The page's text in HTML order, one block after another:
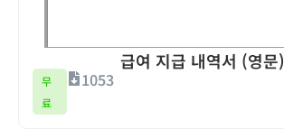
급여 지급 내역서 (영문)
무
료
1053